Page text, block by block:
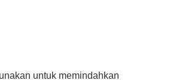
untuk memindahkan